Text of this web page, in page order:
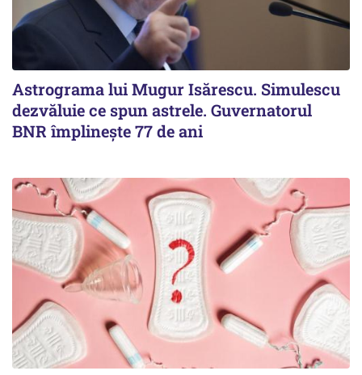
Astrograma lui Mugur Isărescu. Simulescu
dezvăluie ce spun astrele. Guvernatorul
BNR împlinește 77 de ani